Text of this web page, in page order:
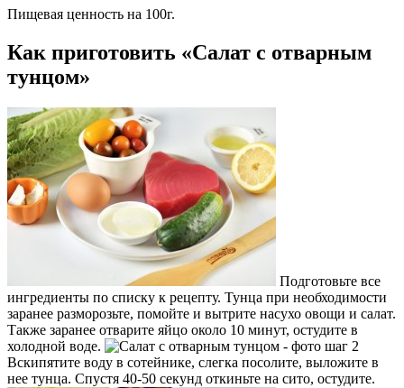
Пищевая ценность на 100г.
Как приготовить «Салат с отварным
тунцом»
Подготовьте все
ингредиенты по списку к рецепту. Тунца при необходимости
заранее разморозьте, помойте и вытрите насухо овощи и салат.
Также заранее отварите яйцо около 10 минут, остудите в
холодной воде.
Вскипятите воду в сотейнике, слегка посолите, выложите в
нее тунца. Спустя 40-50 секунд откиньте на сито, остудите.